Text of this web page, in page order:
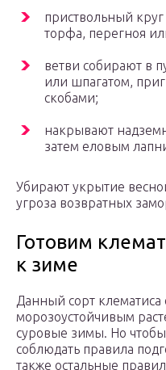
приствольный
торфа, перегноя
ветви собирают в
или шпагатом,
скобами;
накрывают
затем еловым
Убирают укрытие
угроза возвратных
Готовим
к зиме
Данный сорт клематиса
морозоустойчивым
суровые зимы. Но
соблюдать правила
также остальные